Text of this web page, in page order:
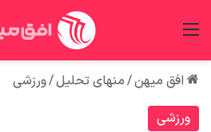
افق میهن/منهای تحلیل/ورزشی
ورزشی